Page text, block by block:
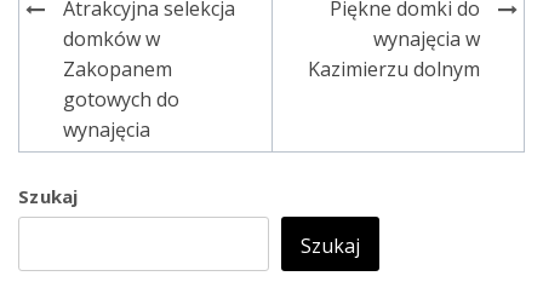
Nawigacja
wpisu
Atrakcyjna selekcja
domków w
Zakopanem
gotowych do
wynajęcia
Piękne domki do
wynajęcia w
Kazimierzu dolnym
Szukaj
Szukaj